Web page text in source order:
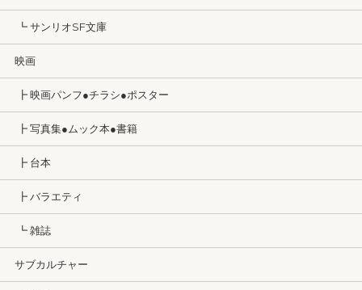
┗ サンリオSF文庫
映画
┣ 映画パンフ●チラシ●ポスター
┣ 写真集●ムック本●書籍
┣ 台本
┣ バラエティ
┗ 雑誌
サブカルチャー